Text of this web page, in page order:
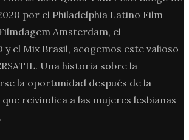
por el Philadelphia Latino Film
Amsterdam, el
y el Mix Brasil, acogemos este valioso
Una historia sobre la
la oportunidad después de la
reivindica a las mujeres lesbianas